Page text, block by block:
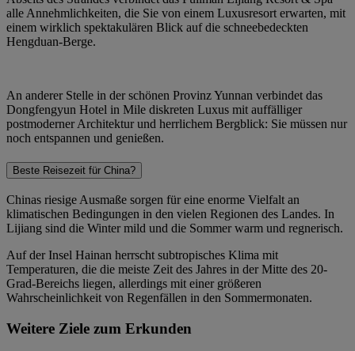
alle Annehmlichkeiten, die Sie von einem Luxusresort erwarten, mit
einem wirklich spektakulären Blick auf die schneebedeckten
Hengduan-Berge.
An anderer Stelle in der schönen Provinz Yunnan verbindet das
Dongfengyun Hotel in Mile diskreten Luxus mit auffälliger
postmoderner Architektur und herrlichem Bergblick: Sie müssen nur
noch entspannen und genießen.
Beste Reisezeit für China?
Chinas riesige Ausmaße sorgen für eine enorme Vielfalt an
klimatischen Bedingungen in den vielen Regionen des Landes. In
Lijiang sind die Winter mild und die Sommer warm und regnerisch.
Auf der Insel Hainan herrscht subtropisches Klima mit
Temperaturen, die die meiste Zeit des Jahres in der Mitte des 20-
Grad-Bereichs liegen, allerdings mit einer größeren
Wahrscheinlichkeit von Regenfällen in den Sommermonaten.
Weitere Ziele zum Erkunden